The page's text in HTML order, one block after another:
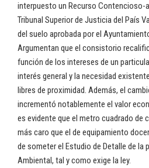
interpuesto un Recurso Contencioso-
Tribunal Superior de Justicia del País
del suelo aprobada por el
Argumentan que el consistorio
función de los intereses de un
interés general y la necesidad
libres de proximidad. Además, el
incrementó notablemente el valor
es evidente que el metro cuadrado de
más caro que el de equipamiento
de someter el Estudio de Detalle de la
Ambiental, tal y como exige la ley.